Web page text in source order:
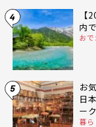
4
【
内
おで
5
お
日
ー
暮ら